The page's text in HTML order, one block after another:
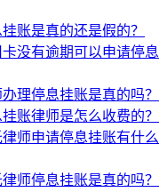
账是真的还是假的？
没有逾期可以申请停息
理停息挂账是真的吗？
账律师是怎么收费的？
师申请停息挂账有什么
师停息挂账是真的吗？